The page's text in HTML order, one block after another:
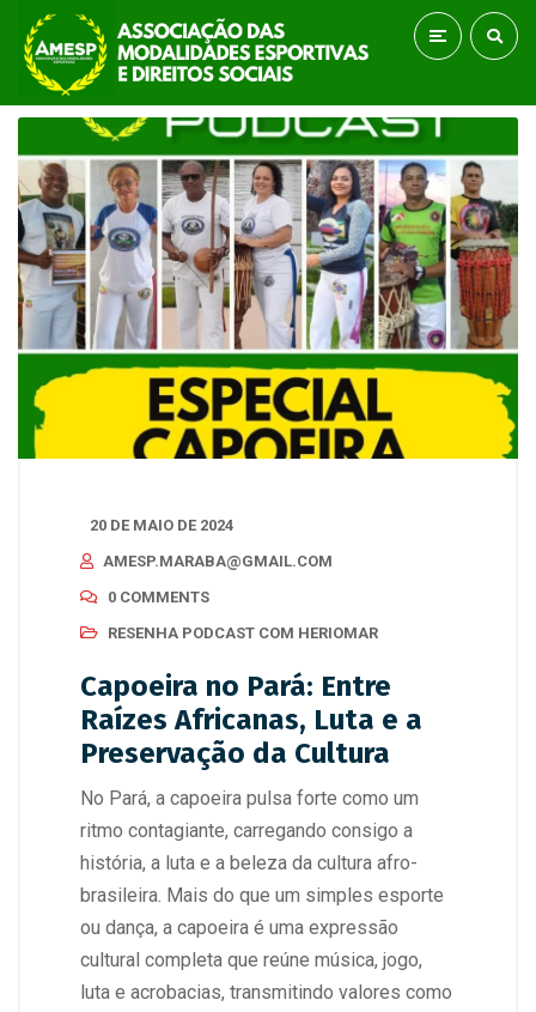
20 DE MAIO DE 2024
AMESP.MARABA@GMAIL.COM
0 COMMENTS
RESENHA PODCAST COM HERIOMAR
Capoeira no Pará: Entre
Raízes Africanas, Luta e a
Preservação da Cultura
No Pará, a capoeira pulsa forte como um
ritmo contagiante, carregando consigo a
história, a luta e a beleza da cultura afro-
brasileira. Mais do que um simples esporte
ou dança, a capoeira é uma expressão
cultural completa que reúne música, jogo,
luta e acrobacias, transmitindo valores como